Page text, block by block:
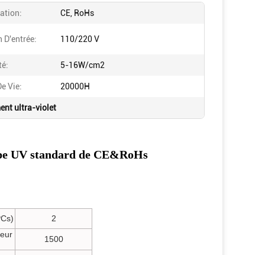
CE, RoHs
D'entrée: 110/220 V
5-16W/cm2
Vie: 20000H
ultra-violet
UV standard de CE&RoHs
2
1500